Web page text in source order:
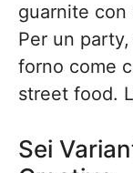
guarnite con
Per un
forno come
street food.
Sei